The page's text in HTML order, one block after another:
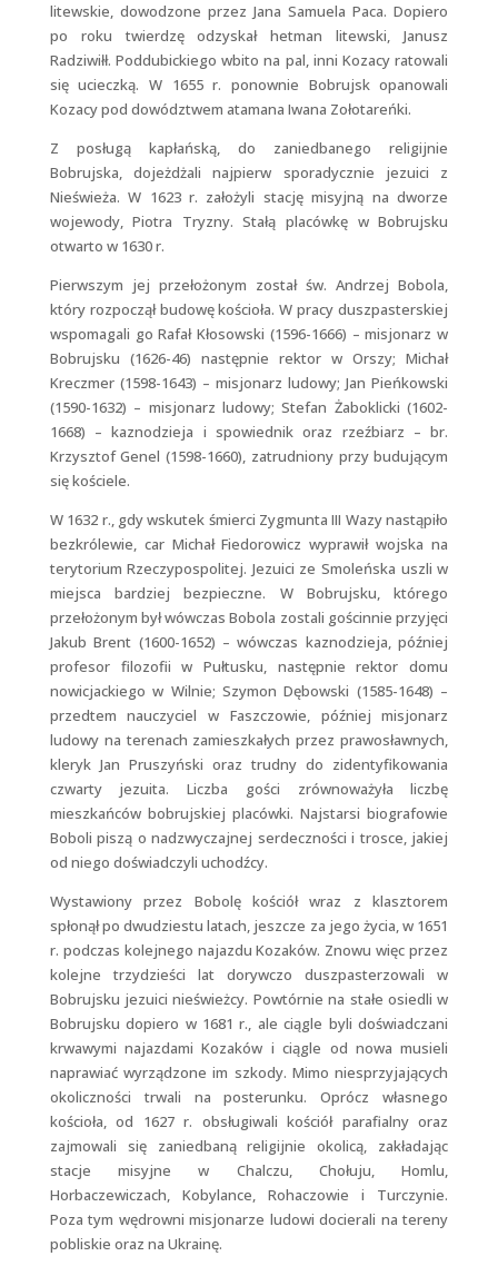
litewskie, dowodzone przez Jana Samuela Paca. Dopiero
po roku twierdzę odzyskał hetman litewski, Janusz
Radziwiłł. Poddubickiego wbito na pal, inni Kozacy ratowali
się ucieczką. W 1655 r. ponownie Bobrujsk opanowali
Kozacy pod dowództwem atamana Iwana Zołotareńki.
Z posługą kapłańską, do zaniedbanego religijnie
Bobrujska, dojeżdżali najpierw sporadycznie jezuici z
Nieświeża. W 1623 r. założyli stację misyjną na dworze
wojewody, Piotra Tryzny. Stałą placówkę w Bobrujsku
otwarto w 1630 r.
Pierwszym jej przełożonym został św. Andrzej Bobola,
który rozpoczął budowę kościoła. W pracy duszpasterskiej
wspomagali go Rafał Kłosowski (1596-1666) – misjonarz w
Bobrujsku (1626-46) następnie rektor w Orszy; Michał
Kreczmer (1598-1643) – misjonarz ludowy; Jan Pieńkowski
(1590-1632) – misjonarz ludowy; Stefan Żaboklicki (1602-
1668) – kaznodzieja i spowiednik oraz rzeźbiarz – br.
Krzysztof Genel (1598-1660), zatrudniony przy budującym
się kościele.
W 1632 r., gdy wskutek śmierci Zygmunta III Wazy nastąpiło
bezkrólewie, car Michał Fiedorowicz wyprawił wojska na
terytorium Rzeczypospolitej. Jezuici ze Smoleńska uszli w
miejsca bardziej bezpieczne. W Bobrujsku, którego
przełożonym był wówczas Bobola zostali gościnnie przyjęci
Jakub Brent (1600-1652) – wówczas kaznodzieja, później
profesor filozofii w Pułtusku, następnie rektor domu
nowicjackiego w Wilnie; Szymon Dębowski (1585-1648) –
przedtem nauczyciel w Faszczowie, później misjonarz
ludowy na terenach zamieszkałych przez prawosławnych,
kleryk Jan Pruszyński oraz trudny do zidentyfikowania
czwarty jezuita. Liczba gości zrównoważyła liczbę
mieszkańców bobrujskiej placówki. Najstarsi biografowie
Boboli piszą o nadzwyczajnej serdeczności i trosce, jakiej
od niego doświadczyli uchodźcy.
Wystawiony przez Bobolę kościół wraz z klasztorem
spłonął po dwudziestu latach, jeszcze za jego życia, w 1651
r. podczas kolejnego najazdu Kozaków. Znowu więc przez
kolejne trzydzieści lat dorywczo duszpasterzowali w
Bobrujsku jezuici nieświeżcy. Powtórnie na stałe osiedli w
Bobrujsku dopiero w 1681 r., ale ciągle byli doświadczani
krwawymi najazdami Kozaków i ciągle od nowa musieli
naprawiać wyrządzone im szkody. Mimo niesprzyjających
okoliczności trwali na posterunku. Oprócz własnego
kościoła, od 1627 r. obsługiwali kościół parafialny oraz
zajmowali się zaniedbaną religijnie okolicą, zakładając
stacje misyjne w Chalczu, Chołuju, Homlu,
Horbaczewiczach, Kobylance, Rohaczowie i Turczynie.
Poza tym wędrowni misjonarze ludowi docierali na tereny
pobliskie oraz na Ukrainę.